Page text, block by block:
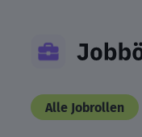
content
Alle Jobrollen